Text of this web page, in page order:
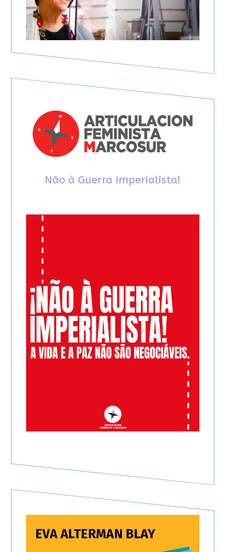
Não à Guerra Imperialista!